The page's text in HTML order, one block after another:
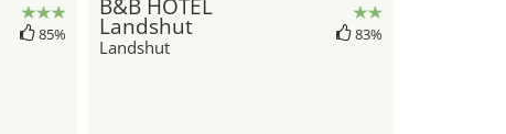
85%
B&B HOTEL
Landshut
Landshut
83%